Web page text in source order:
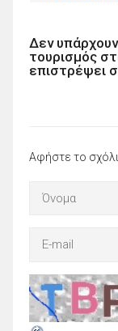
Δεν
τουρισμός
επιστρέψει
Αφήστε το